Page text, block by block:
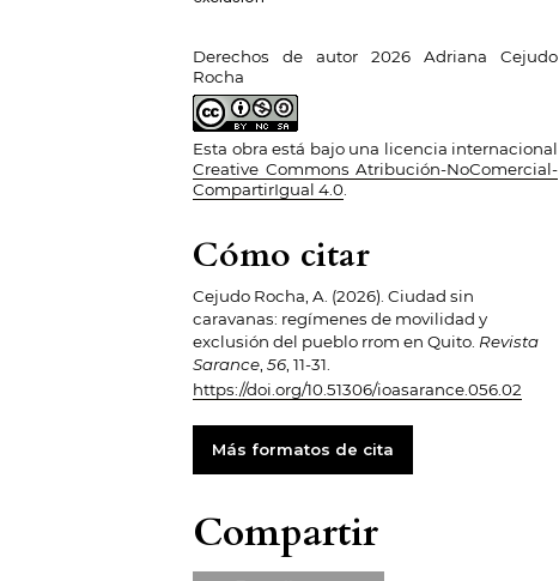
Derechos de autor 2026 Adriana Cejudo
Rocha
Esta obra está bajo una licencia internacional
Creative Commons Atribución-NoComercial-
CompartirIgual 4.0.
Cómo citar
Cejudo Rocha, A. (2026). Ciudad sin
caravanas: regímenes de movilidad y
exclusión del pueblo rrom en Quito. Revista
Sarance,56, 11-31.
https://doi.org/10.51306/ioasarance.056.02
Más formatos de cita
Compartir